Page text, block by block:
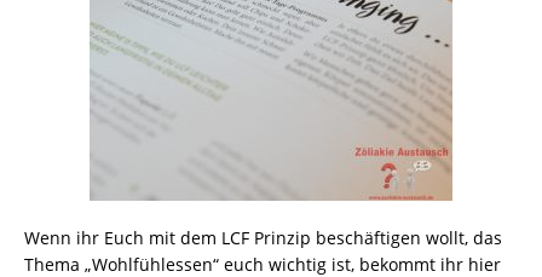
Wenn ihr Euch mit dem LCF Prinzip beschäftigen wollt, das
Thema „Wohlfühlessen“ euch wichtig ist, bekommt ihr hier